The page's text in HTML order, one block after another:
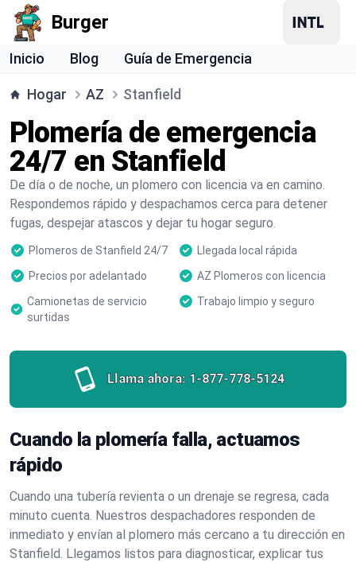
Burger
Inicio Blog Guía de Emergencia
Hogar AZ Stanfield
Plomería de emergencia
24/7 en Stanfield
De día o de noche, un plomero con licencia va en camino.
Respondemos rápido y despachamos cerca para detener
fugas, despejar atascos y dejar tu hogar seguro.
Plomeros de Stanfield 24/7
Llegada local rápida
Precios por adelantado
AZ Plomeros con licencia
Camionetas de servicio
surtidas
Trabajo limpio y seguro
Llama ahora: 1-877-778-5124
Cuando la plomería falla, actuamos
rápido
Cuando una tubería revienta o un drenaje se regresa, cada
minuto cuenta. Nuestros despachadores responden de
inmediato y envían al plomero más cercano a tu dirección en
Stanfield. Llegamos listos para diagnosticar, explicar tus